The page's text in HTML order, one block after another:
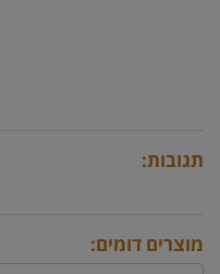
תגובות:
מוצרים דומים: